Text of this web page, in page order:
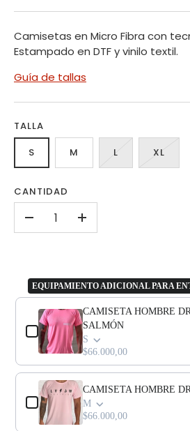
Camisetas en Micro Fibra con
Estampado en DTF y vinilo textil.
Guía de tallas
TALLA
S
M L XL
CANTIDAD
+
EQUIPAMIENTO ADICIONAL PARA
Use the Previous and Next buttons to
CAMISETA HOMBRE
SALMÓN
S
$66.000,00
CAMISETA HOMBRE
M
$66.000,00